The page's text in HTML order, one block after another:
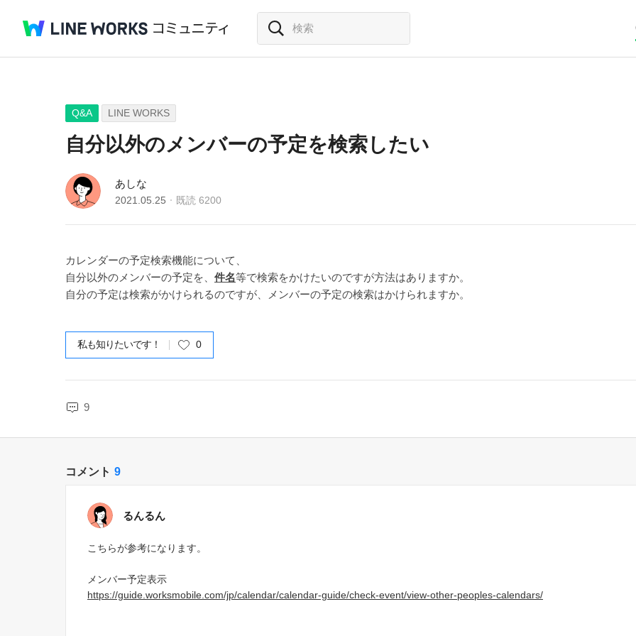
Q&A LINE WORKS
自分以外のメンバーの予定を検索したい
あしな
2021.05.25 既読 6200
カレンダーの予定検索機能について、
自分以外のメンバーの予定を、 件名等で検索をかけたいのですが方法はありますか。
自分の予定は検索がかけられるのですが、メンバーの予定の検索はかけられますか。
私も知りたいです！ 0
9
コメント 9
るんるん
こちらが参考になります。
メンバー予定表示
https://guide.worksmobile.com/jp/calendar/calendar-guide/check-event/view-other-peoples-calendars/